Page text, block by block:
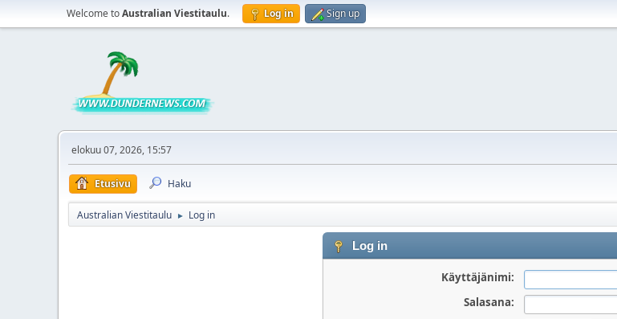
Welcome toAustralian Viestitaulu. Log in Sign up
elokuu 07, 2026, 15:57
Etusivu Haku
Australian Viestitaulu ► Log in
Log in
Käyttäjänimi:
Salasana: